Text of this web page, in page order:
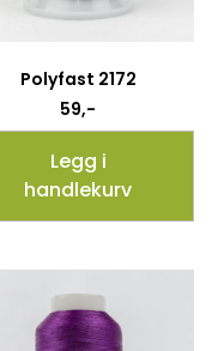
Polyfast 2172
59,-
Legg i
handlekurv